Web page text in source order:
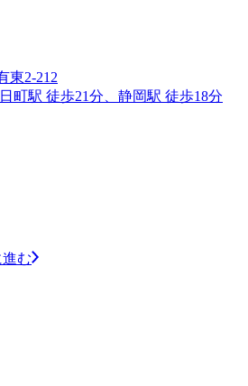
東2-212
町駅 徒歩21分、静岡駅 徒歩18分
む